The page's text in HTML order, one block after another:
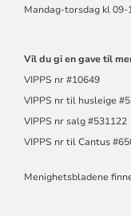
Mandag-torsdag kl 09-
Vil du gi en gave til
VIPPS nr #10649
VIPPS nr til husleige
VIPPS nr salg #531122
VIPPS nr til Cantus
Menighetsbladene